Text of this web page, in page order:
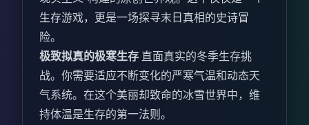
生存游戏，更是一场探寻末日真相的史诗冒
险。
极致拟真的极寒生存 直面真实的冬季生存挑
战。你需要适应不断变化的严寒气温和动态天
气系统。在这个美丽却致命的冰雪世界中，维
持体温是生存的第一法则。